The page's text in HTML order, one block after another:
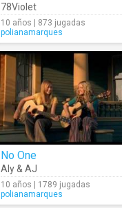
78Violet
10 años | 873 jugadas
polianamarques
No One
Aly & AJ
10 años | 1789 jugadas
polianamarques